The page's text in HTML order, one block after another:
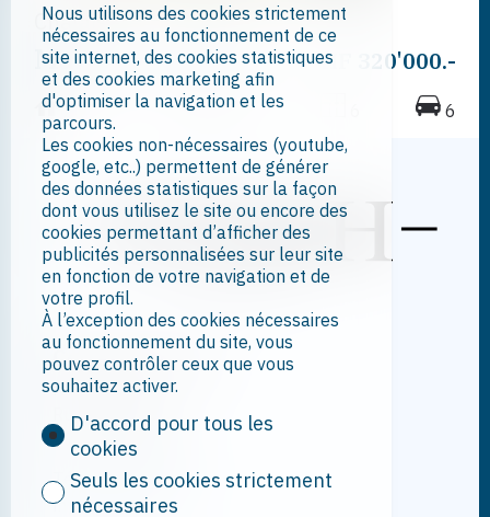
Chalais
Maison à rénover CHF 320'000.-
200 m² 606 m² 6
Contactez-nous
NDMH Sàrl
Rue de la Poste 7
1920 Martigny
Tél.027 722 80 00
info@ndmh.ch
Nous utilisons des cookies strictement
nécessaires au fonctionnement de ce
site internet, des cookies statistiques
et des cookies marketing afin
d'optimiser la navigation et les
parcours.
Les cookies non-nécessaires (youtube,
google, etc..) permettent de générer
des données statistiques sur la façon
dont vous utilisez le site ou encore des
cookies permettant d’afficher des
publicités personnalisées sur leur site
en fonction de votre navigation et de
votre profil.
À l’exception des cookies nécessaires
au fonctionnement du site, vous
pouvez contrôler ceux que vous
souhaitez activer.
D'accord pour tous les
cookies
Seuls les cookies strictement
nécessaires